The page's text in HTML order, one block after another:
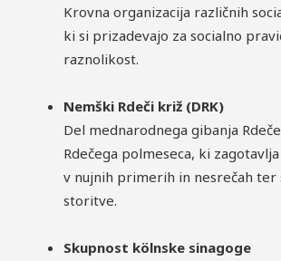
Krovna organizacija različnih
ki si prizadevajo za socialno
raznolikost.
Nemški Rdeči križ (DRK)
Del mednarodnega gibanja
Rdečega polmeseca, ki
v nujnih primerih in nesrečah ter
storitve.
Skupnost kölnske sinagoge